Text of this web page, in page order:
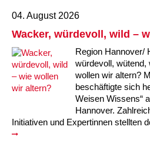
Kindertagesstätte
Hör- und
Kindertagesstätte
Kindertagesstätte
Kindertagesstätte
Familienzentrum
Kindertagesstätte Sylter Weg
04. August 2026
Wacker, würdevoll, wild –
Region Hannover/
würdevoll, wütend,
wollen wir altern?
beschäftigte sich
Weisen Wissens“
Hannover.
Initiativen und Expertinnen stellten